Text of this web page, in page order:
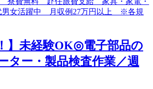
】未経験OK◎電子部品の
ター・製品検査作業／週